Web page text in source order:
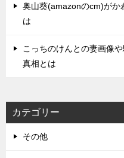
奥山葵(amazonのcm)がか
は
こっちのけんとの妻画像
真相とは
カテゴリー
その他